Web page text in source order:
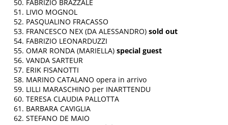
FABRIZIO BRAZZALE
LIVIO MOGNOL
PASQUALINO FRACASSO
FRANCESCO NEX (DA ALESSANDRO)sold out
FABRIZIO LEONARDUZZI
OMAR RONDA (MARIELLA)special guest
VANDA SARTEUR
ERIK FISANOTTI
MARINO CATALANO opera in arrivo
LILLI MARASCHINO per INARTTENDU
TERESA CLAUDIA PALLOTTA
BARBARA CAVIGLIA
STEFANO DE MAIO